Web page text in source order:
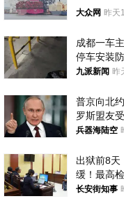
大众网 昨天
成都一车
停车安装
建议装护
九派新闻 昨
普京向北
罗斯盟友
用核武器
兵器海陆空
出狱前8天
缓！最高
长安街知事